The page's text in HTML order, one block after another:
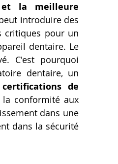
la meilleure
introduire des
critiques pour un
dentaire. Le
C'est pourquoi
dentaire, un
certifications de
conformité aux
dans la sécurité